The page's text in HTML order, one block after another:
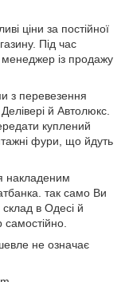
ціни за постійної
Під час
із продажу
з перевезення
й Автолюкс.
куплений
фури, що йдуть
накладеним
так само Ви
в Одесі й
не означає